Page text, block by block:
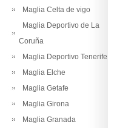
Maglia Celta de vigo
Maglia Deportivo de La
Coruña
Maglia Deportivo Tenerife
Maglia Elche
Maglia Getafe
Maglia Girona
Maglia Granada